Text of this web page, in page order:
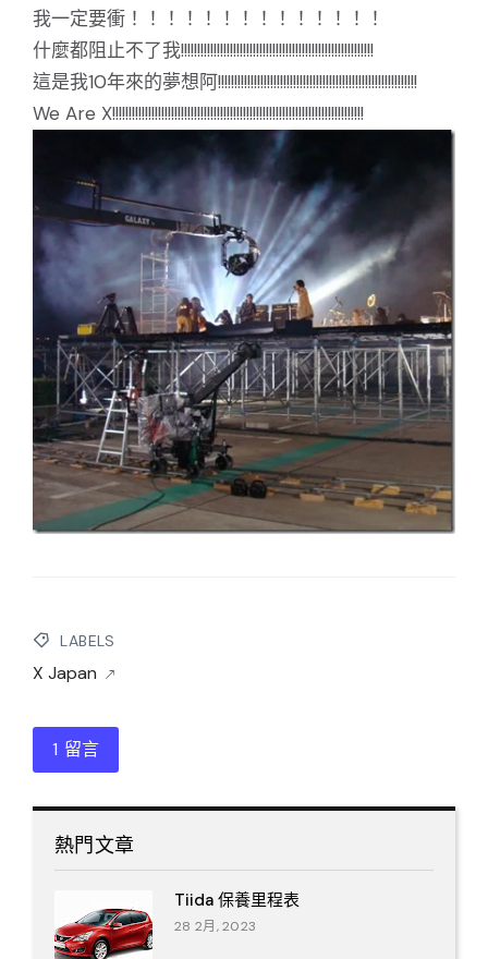
我一定要衝！！！！！！！！！！！！！！
什麼都阻止不了我!!!!!!!!!!!!!!!!!!!!!!!!!!!!!!!!!!!!!!!!!!!!!!!!!!!!!!!!!!!
這是我10年來的夢想阿!!!!!!!!!!!!!!!!!!!!!!!!!!!!!!!!!!!!!!!!!!!!!!!!!!!!!!!!!!!!!
We Are X!!!!!!!!!!!!!!!!!!!!!!!!!!!!!!!!!!!!!!!!!!!!!!!!!!!!!!!!!!!!!!!!!!!!!!!!!!!!!
LABELS
X Japan
1 留言
熱門文章
Tiida 保養里程表
28 2月, 2023